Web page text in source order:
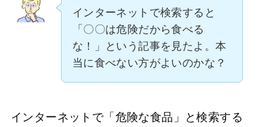
インターネットで検索すると
「〇〇は危険だから食べる
な！」という記事を見たよ。本
当に食べない方がよいのかな？
インターネットで「危険な食品」と検索する